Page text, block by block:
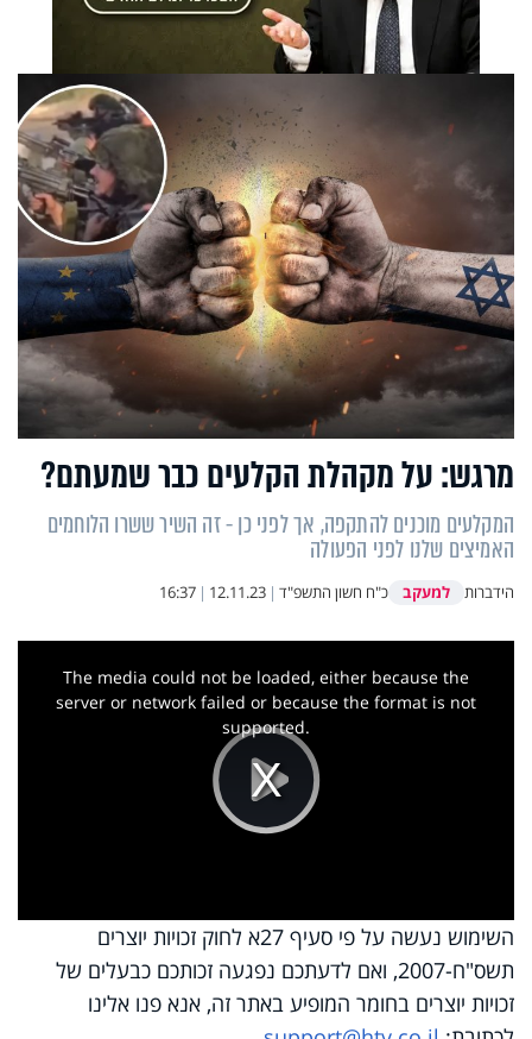
מרגש: על מקהלת הקלעים כבר שמעתם?
המקלעים מוכנים להתקפה, אך לפני כן - זה השיר ששרו הלוחמים
האמיצים שלנו לפני הפעולה
הידברות למעקב כ"ח חשון התשפ"ד |
12.11.23
|
16:37
Play
Video
This
The media could not be loaded, either because the
server or network failed or because the format is not
supported.
השימוש נעשה על פי סעיף 27א לחוק זכויות יוצרים
תשס"ח-2007, ואם לדעתכם נפגעה זכותכם כבעלים של
זכויות יוצרים בחומר המופיע באתר זה, אנא פנו אלינו